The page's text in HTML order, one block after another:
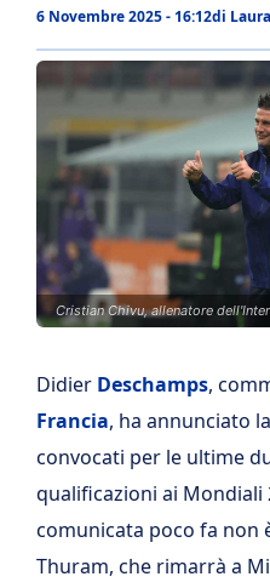
6 Novembre 2025 - 16:12di
Cristian Chivu, allenatore dell'Inter
Didier Deschamps,
Francia, ha annunciato
convocati per le ultime
qualificazioni ai Mondiali
comunicata poco fa non
Thuram, che rimarrà a